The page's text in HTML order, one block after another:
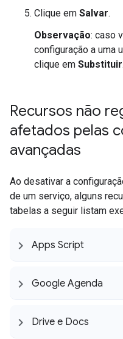
Clique em Salvar.
Observação: caso
configuração a uma
clique em Substituir.
Recursos não
afetados pelas
avançadas
Ao desativar a
de um serviço, alguns
tabelas a seguir listam
Apps Script
Google Agenda
Drive e Docs